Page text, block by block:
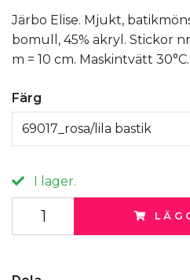
Järbo Elise. Mjukt,
bomull, 45% akryl. Stickor
m = 10 cm. Maskintvätt
Färg
69017_rosa/lila bastik
I lager.